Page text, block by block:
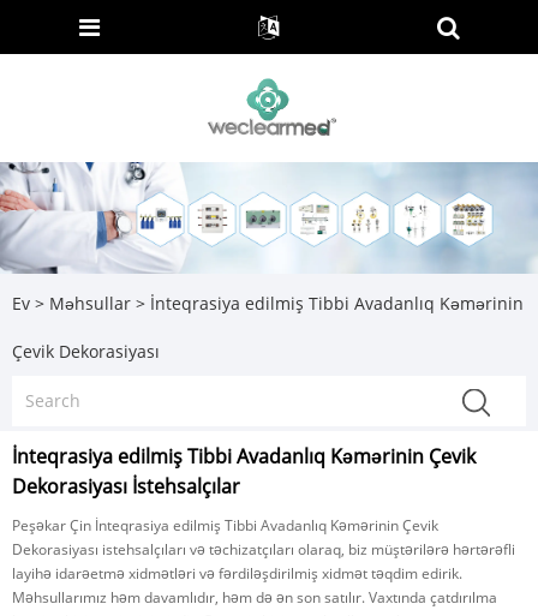
Ev > Məhsullar > İnteqrasiya edilmiş Tibbi Avadanlıq Kəmərinin
Çevik Dekorasiyası
İnteqrasiya edilmiş Tibbi Avadanlıq Kəmərinin Çevik
Dekorasiyası İstehsalçılar
Peşəkar Çin İnteqrasiya edilmiş Tibbi Avadanlıq Kəmərinin Çevik
Dekorasiyası istehsalçıları və təchizatçıları olaraq, biz müştərilərə hərtərəfli
layihə idarəetmə xidmətləri və fərdiləşdirilmiş xidmət təqdim edirik.
Məhsullarımız həm davamlıdır, həm də ən son satılır. Vaxtında çatdırılma